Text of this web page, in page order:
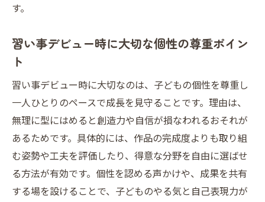
す。
習い事デビュー時に大切な個性の尊重ポイン
ト
習い事デビュー時に大切なのは、子どもの個性を尊重し
一人ひとりのペースで成長を見守ることです。理由は、
無理に型にはめると創造力や自信が損なわれるおそれが
あるためです。具体的には、作品の完成度よりも取り組
む姿勢や工夫を評価したり、得意な分野を自由に選ばせ
る方法が有効です。個性を認める声かけや、成果を共有
する場を設けることで、子どものやる気と自己表現力が